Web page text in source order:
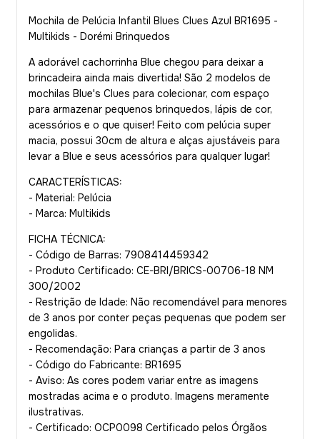
Mochila de Pelúcia Infantil Blues Clues Azul BR1695 -
Multikids - Dorémi Brinquedos
A adorável cachorrinha Blue chegou para deixar a
brincadeira ainda mais divertida! São 2 modelos de
mochilas Blue's Clues para colecionar, com espaço
para armazenar pequenos brinquedos, lápis de cor,
acessórios e o que quiser! Feito com pelúcia super
macia, possui 30cm de altura e alças ajustáveis para
levar a Blue e seus acessórios para qualquer lugar!
CARACTERÍSTICAS:
- Material: Pelúcia
- Marca: Multikids
FICHA TÉCNICA:
- Código de Barras: 7908414459342
- Produto Certificado: CE-BRI/BRICS-00706-18 NM
300/2002
- Restrição de Idade: Não recomendável para menores
de 3 anos por conter peças pequenas que podem ser
engolidas.
- Recomendação: Para crianças a partir de 3 anos
- Código do Fabricante: BR1695
- Aviso: As cores podem variar entre as imagens
mostradas acima e o produto. Imagens meramente
ilustrativas.
- Certificado: OCP0098 Certificado pelos Órgãos